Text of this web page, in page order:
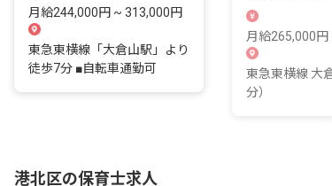
月給244,000円 ~ 313,000円
東急東横線「大倉山駅」より
徒歩7分 ■自転車通勤可
門性を活かしま
月給265,000
東急東横線 大
分）
港北区の保育士求人